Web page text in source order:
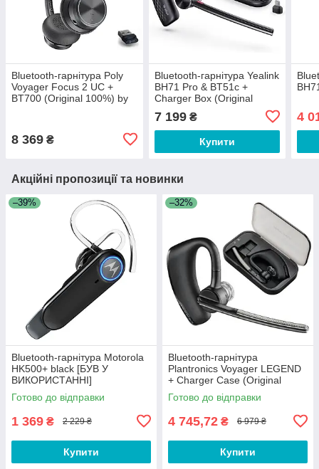
Bluetooth-гарнітура Poly
Voyager Focus 2 UC +
BT700 (Original 100%) by
8 369 ₴
Bluetooth-гарнітура Yealink
BH71 Pro & BT51c +
Charger Box (Original
7 199₴
Купити
4
Акційні пропозиції та новинки
–39%
Bluetooth-гарнітура Motorola
HK500+ black [БУВ У
ВИКОРИСТАННІ]
Готово до відправки
1 369 ₴ 2 229 ₴
Купити
–32%
Bluetooth-гарнітура
Plantronics Voyager LEGEND
+ Charger Case (Original
100%)
Готово до відправки
4 745,72 ₴ 6 979 ₴
Купити